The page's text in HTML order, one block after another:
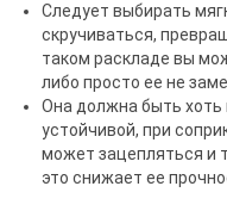
Следует выбирать
скручиваться,
таком раскладе вы
либо просто ее не
Она должна быть хоть
устойчивой, при
может зацепляться и
это снижает ее